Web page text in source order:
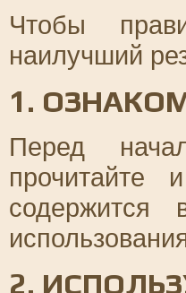
Чтобы
наилучший
1.
Перед
прочитайте
содержится
2.